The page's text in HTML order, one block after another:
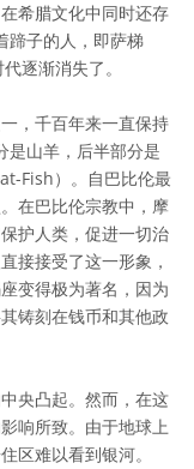
希腊文化中同时还存
蹄子的人，即萨梯
逐渐消失了。
，千百年来一直保持
是山羊，后半部分是
Fish）。自巴比伦最
在巴比伦宗教中，摩
护人类，促进一切治
接接受了这一形象，
变得极为著名，因为
铸刻在钱币和其他政
央凸起。然而，在这
响所致。由于地球上
区难以看到银河。